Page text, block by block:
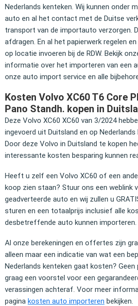
Nederlands kenteken. Wij kunnen onder
auto en al het contact met de Duitse
transport van de importauto verzorgen.
afdragen. En al het papierwerk regelen
op locatie invoeren bij de RDW. Bekijk
informatie over het importeren van een
onze auto import service en alle
Kosten Volvo XC60 T6 Core
Pano Standh. kopen in
Deze Volvo XC60 XC60 van 3/2024
ingevoerd uit Duitsland en op Nederlands
Door deze Volvo in Duitsland te kopen
interessante kosten besparing kunnen
Heeft u zelf een Volvo XC60 of een
koop zien staan? Stuur ons een weblink
geadverteerde auto en wij zullen u
sturen en een totaalprijs inclusief alle
desbetreffende auto kunnen importeren.
Al onze berekeningen en offertes zijn
alleen maar een indicatie van wat een
Nederlands kenteken gaat kosten? Geen
graag een voorstel voor een
verassingen achteraf. Voor meer
pagina kosten auto importeren bekijken.